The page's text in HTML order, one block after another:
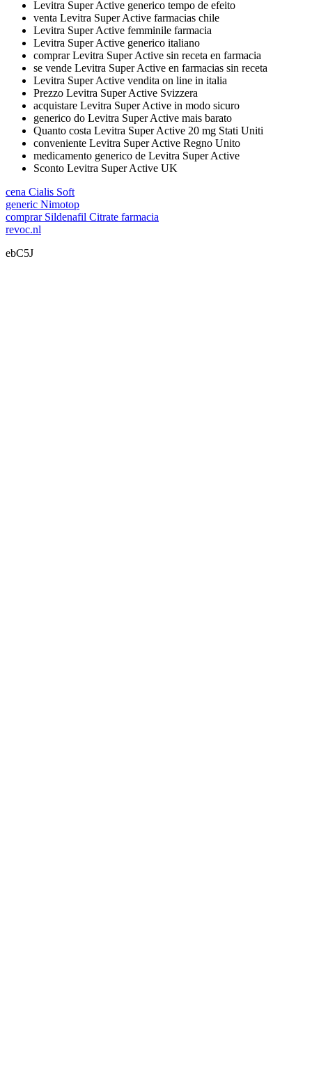
Levitra Super Active generico tempo de efeito
venta Levitra Super Active farmacias chile
Levitra Super Active femminile farmacia
Levitra Super Active generico italiano
comprar Levitra Super Active sin receta en farmacia
se vende Levitra Super Active en farmacias sin receta
Levitra Super Active vendita on line in italia
Prezzo Levitra Super Active Svizzera
acquistare Levitra Super Active in modo sicuro
generico do Levitra Super Active mais barato
Quanto costa Levitra Super Active 20 mg Stati Uniti
conveniente Levitra Super Active Regno Unito
medicamento generico de Levitra Super Active
Sconto Levitra Super Active UK
cena Cialis Soft
generic Nimotop
comprar Sildenafil Citrate farmacia
revoc.nl
ebC5J